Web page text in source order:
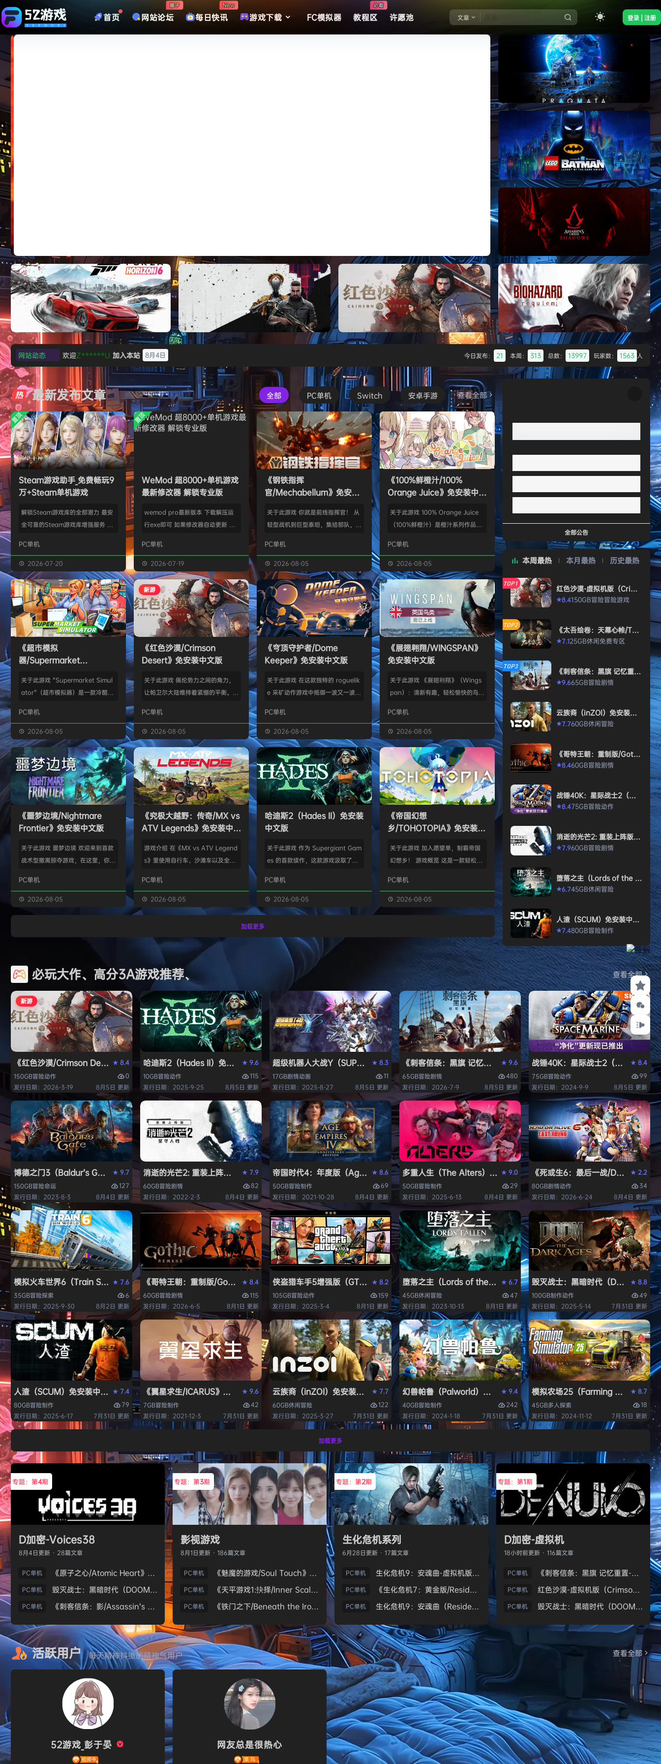
首页 网站论坛
圈子
每日快讯
New
游戏下载 FC模拟器 教程区
必看
许愿池 文章 登录 | 注册
《刺客信条：黑旗 记忆重置-虚拟机版/Assassin’s Creed Black Flag Resynced
HYPERVISOR》免安装中文版
007 初露锋芒（007 First Light
《识质存在/PRAGMATA》免安装中文版
《乐高蝙蝠侠：黑暗骑士之遗/LEGO
Batman: Legacy of the Dark Knight》
免安装中文版
《刺客信条：影/Assassin’s Creed
Shadows》免安装版，非虚拟机
极限竞速：地平线6（Forza Horizon 6）免
安装中文版
《原子之心/Atomic Heart》免安装中文版
红色沙漠-虚拟机版（Crimson Desert
HYPERVISOR）免安装中文版
生化危机9：安魂曲（Resident Evil
Requiem）免安装中文版
网站动态 欢迎Z******U 加入本站 8月4日
欢迎k******2 加入本站 8月4日
C****i
欢迎2***5 加入本站 8月4日
欢迎h*********0 加入本站 8月3日
欢迎l*w 加入本站 8月2日
旋律 签到获取 41 点积分 8月1日
欢迎y**u 加入本站 7月31日
旋律 签到获取 20 点积分
旋律 签到获取 22 点积分
欢迎 m*******n 加入本站 7月30日
欢迎1******4 加入本站 8小时前
点积分
w******g 签到获取 49 点积分 8月4日
欢迎w******g 加入本站 8月4日
今日发布： 21 本周： 313 总数： 13997 玩家数： 1563 人
最新发布文章 全部 PC单机 Switch 安卓手游 查看全部
置顶
Steam游戏助手_免费畅玩9
万+Steam单机游戏
解锁Steam游戏库的全部潜力 最安
全可靠的Steam游戏库增强服务 工
修改任何steam设置、安全可靠、
可入库游戏总数 94000+、无视已
下架和锁区游戏、支持大多数游戏联
机。 无需为每一款游戏单独付费，
只需支付一次工具费用或订阅费，即
可永久访问工具库内的成千上万款游
戏，包括昂贵的3A大作。 极大地降
低了玩游戏的经济门槛，让玩家可以
无压力地尝试各种类型的游戏。操
作…
PC单机
2026-07-20
置顶
WeMod 超8000+单机游戏
最新修改器 解锁专业版
wemod pro最新版本 下载解压运
行exe即可 如果修改器自动更新 把
r 这个文件替换到新版的即可。 We
Mod 目前支持超过千款热门游戏，
且每周都会追加游戏列表。由于很多
修改器原作者都入驻了，所以修改器
内容更新应该也是最全、最及时的。
千款游戏听起来不多，但其实已经涵
盖了主流热门游戏【资源名称】：w
emod pro【资源版本】：【资源
大…
PC单机
2026-07-19
《钢铁指挥
官/Mechabellum》免安装
关于此游戏 你就是前线指挥官！ 从
轻型战机到巨型泰坦，集结部队，铸
位，研发科技，挥师破阵，所向披
靡。 将军以智取胜。谨慎洞察战
场，精准料敌先机，从容随机应变，
计谋决胜千里！胜负在智，无关手
速。 打造你独有的策略体系！ 在军
工厂中定制单位，在战斗中升级以反
制敌军。将狙击机甲改造为横扫集群
的收割机器，或为重型坦克加装致命
的自爆模组。用你独创的战法战胜强
敌！ 从休闲娱乐到…
PC单机
2026-08-05
《100%鲜橙汁/100%
Orange Juice》免安装中文
关于此游戏 100% Orange Juice
（100%鲜橙汁）是橙汁系列作品全
Red Barrel（飞天红酒桶）、QP S
hooting（QP追击）、Suguri（疾
旋战姬）、Sora（空旋战姬）各个
作品里的角色，以及在本作中出现的
新角色们，一起以获胜为目标使用骰
子对战吧！ 小狗、人类与机械在天
空中飞翔交汇的世界。在这个世界
里，诞生了一小片漆黑的暗影。最
初…
PC单机
2026-08-05
《超市模拟
器/Supermarket
关于此游戏 "Supermarket Simul
ator"（超市模拟器）是一款冷酷的
市的每个细节都栩栩如生。 设计您
的商店，优化效率和美观。确定产品
陈列位置，管理过道，确保为顾客提
供流畅的购物体验。 使用游戏中的
电脑订购存货。使用游戏中的电脑订
购存货。拆开货物包装，在储藏室中
整理货物，并将其放置在货架、冰箱
和冰柜上。 收银员 扫描商品、收取
现金和…
PC单机
2026-08-05
新游
《红色沙漠/Crimson
Desert》免安装中文版
关于此游戏 佩伦势力之间的角力，
让帕卫尔大陆维持着紧绷的平衡。
们一同生活。 然而，在某个深沉寒
冷的夜晚，觊觎灰鬃的宿敌黑熊发动
了大规模突袭。 灰鬃成员在死斗后
或丧命，或被迫流散到大陆各地。
失去如家人般同伴的克里夫，将带着
重新集结幸存的灰鬃们，重建势力的
坚定决心迈出脚步。 在这段旅途
中，他将遇见新的同盟、新的威胁，
以及身份不明的势力， 并为对抗那
些企图撼动大陆秩序…
PC单机
2026-08-05
《穹顶守护者/Dome
Keeper》免安装中文版
关于此游戏 在这款独特的 roguelik
e 采矿动作游戏中抵御一波又一波外
朝地下深挖，寻找珍贵的资源和遗
物，将它们运回穹顶来解锁强力的升
级和有用的新配件。 不过源源不断
的怪物大军很快就会卷土重来——是
冒险再往深处挖一点？还是立刻返回
准备应对即将到来的攻击？选择权掌
握在你手中，不过动作一定要快！
利用你的钻头和守护者装备快速挖掘
隧道，探索穹顶下方的世界。每局游
戏都拥…
PC单机
2026-08-05
《展翅翱翔/WINGSPAN》
免安装中文版
关于此游戏 《展翅翱翔》（Wings
pan）：清新有趣，轻松愉快的鸟类
类百科，适合1-5名玩家游玩。 玩家
交流QQ群：904265419 《展翅翱
翔》（Wingspan）官方授权电子
版改编，曾荣获2019年德国年度桌
面游戏奖，权威桌游网站BBG家庭
类桌游位列世界第一。 你们是一群
鸟类发烧友——研究员、鸟类观察
家、鸟类学家和收藏家——你们一直
在寻觅并试图吸引那些最美丽…
PC单机
2026-08-05
《噩梦边境/Nightmare
Frontier》免安装中文版
关于此游戏 噩梦边境 欢迎来到首款
战术型撤离掠夺游戏，在这里，你将
噬梦者。你的拾荒悍匪小队将深入这
个由‘美国梦’沦为‘美国噩梦’的另类1
900年代旧城，夺回曾经繁荣却已破
敌人，克服恐惧感；冲入敌阵，通过
冲撞、反击、连招组合重新掌控战
局！…
PC单机
2026-08-05
《究极大越野：传奇/MX vs
ATV Legends》免安装中文
游戏介绍 在《MX vs ATV Legend
s》里使用自行车、沙滩车以及全地
这款游戏包含大量全新的开放地形，
此外还有职业模式能够为您提供符合
著名职业车手的那种高风险高回报的
戏视频 游戏截图 包含DLC • MX vs
ATV Legends - Customization
Pack • MX vs …
PC单机
2026-08-05
哈迪斯2（Hades II）免安装
中文版
关于此游戏 作为 Supergiant Gam
es 的首款续作，这款游戏汲取了前
精髓，扎根于希腊神话中的冥界和关
于巫术的传说，注定会为你带来酣畅
淋漓、无穷无尽的全新体验。 在冥
奥林匹斯众神的鼎力相助下与时间泰
坦抗衡。随着你的每一次失利、每一
次成功，这个扣人心弦的故事也将逐
渐展开…… 驾驭巫术与黑暗…
PC单机
2026-08-05
《帝国幻想
乡/TOHOTOPIA》免安装中
关于此游戏 加入愿望单，制霸帝国
幻想乡！ 游戏概览 这是一款轻松休
(类似于Polytopia或者文明系列) 您
将领导一个帝国，与幻想乡少女们逐
鹿天下。 在回合制对局中，您需要
乡少女领导的帝国，您或选择结盟、
或选择背叛——但您终将击败所有对
手，制霸整个幻想乡。 游戏特色 快
节奏的4X体验：告别冗长…
PC单机
2026-08-05
加载更多
全部公告
本周最热 本月最热 历史最热
TOP1
红色沙漠-虚拟机版（Crims
on Desert HYPERVISO
R）免安装中文版
★8.4150GB冒险冒险游戏
TOP2
《太吾绘卷：天幕心帷/The
Scroll of Taiwu : Beyond
The Dom》免安装中文版
★7.125GB休闲免费专区
TOP3
《刺客信条：黑旗 记忆重
置-虚拟机版/Assassin’s Cr
eed Black Flag Resynced
★9.665GB冒险剧情
云族裔（inZOI）免安装中
文版
★7.760GB休闲冒险
《哥特王朝：重制版/Gothi
c 1 Remake》免安装中文
版
★8.460GB冒险剧情
战锤40K：星际战士2（Wa
rhammer 40,000: Space
Marine 2）免安装中文版
★8.475GB冒险动作
消逝的光芒2: 重装上阵版
（Dying Light 2 Stay Hu
man: Reloaded Edition）
★7.960GB冒险剧情
堕落之主（Lords of the F
allen）免安装中文版
★6.745GB休闲冒险
人渣（SCUM）免安装中文
版
★7.480GB冒险制作
必玩大作、高分3A游戏推荐、 查看全部
新游
《红色沙漠/Crimson Desert》免安装中文版
★ 8.4
150GB冒险动作
0
发行日期：2026-3-19
8月5日 更新
哈迪斯2（Hades II）免安装中文版
★ 9.6
10GB冒险动作
115
发行日期：2025-9-25
8月5日 更新
超级机器人大战Y（SUPER ROBOT WARS Y）免安装中文版
★8.3
17GB剧情动画
11
发行日期：2025-8-27
8月5日 更新
《刺客信条：黑旗 记忆重置-虚拟机版/Assassin’s Creed Black Flag
★9.6
65GB冒险剧情
480
发行日期：2026-7-9
8月5日 更新
战锤40K：星际战士2（ ★8.4
75GB冒险动作
99
发行日期：2024-9-9
8月5日 更新
博德之门3（Baldur’s Gate 3）免安装中文版
★ 9.7
150GB冒险命运
127
发行日期：2023-8-3
8月4日 更新
消逝的光芒2: 重装上阵版（Dying Light 2 Stay Human: Reloaded Edition）免安装中文版
★ 7.9
60GB冒险剧情
82
发行日期：2022-2-3
8月4日 更新
帝国时代4：年度版（Age of Empires IV: Anniversary Edition）免安装中文版
★8.6
50GB冒险制作
69
发行日期：2021-10-28
8月4日 更新
多重人生（The Alters）免安装中文版
★9.0
50GB冒险制作
29
发行日期：2025-6-13
8月4日 更新
《死或生6：最后一战/DEAD OR
★2.2
80GB剧情动作
34
发行日期：2026-6-24
8月4日 更新
模拟火车世界6（Train Sim World 6）免安装中文版
★ 7.6
35GB冒险探索
6
发行日期：2025-9-30
8月2日 更新
《哥特王朝：重制版/Gothic 1 Remake》免安装中文版
★ 8.4
60GB冒险剧情
115
发行日期：2026-6-5
8月1日 更新
侠盗猎车手5增强版（GTA5增强版（Grand Theft Auto V Enhanced）免安装中文版
★8.2
105GB冒险动作
159
发行日期：2025-3-4
8月1日 更新
堕落之主（Lords of the Fallen）免安装中文版
★6.7
45GB休闲冒险
47
发行日期：2023-10-13
8月1日 更新
毁灭战士：黑暗时代（DOOM: The
★8.8
100GB制作动作
49
发行日期：2025-5-14
7月31日 更新
人渣（SCUM）免安装中文版★ 7.4
80GB冒险制作
79
发行日期：2025-6-17
7月31日 更新
《翼星求生/ICARUS》免安装中文版
★ 9.6
7GB冒险制作
42
发行日期：2021-12-3
7月31日 更新
云族裔（inZOI）免安装中文版
★7.7
60GB休闲冒险
122
发行日期：2025-3-27
7月31日 更新
幻兽帕鲁（Palworld）免安装中文版
★9.4
40GB冒险制作
242
发行日期：2024-1-18
7月31日 更新
模拟农场25（Farming Simulator
★8.7
45GB多人探索
18
发行日期：2024-11-12
7月31日 更新
加载更多
专题：第4期
D加密-Voices38
8月4日更新 · 28篇文章
PC单机 《原子之心/Atomic Heart》免安装中文版
PC单机 毁灭战士：黑暗时代（DOOM: The Dark Ages）免安装中文版
PC单机 《刺客信条：影/Assassin’s Creed Shadows》免安装版，非虚拟机
专题：第3期
影视游戏
8月1日更新 · 186篇文章
PC单机 《魅魔的游戏/Soul Touch》免安装中文版
PC单机 《天平游戏1:抉择/Inner Scales 1：Choice》免安装中文版
PC单机 《铁门之下/Beneath the Iron Gate》免安装中文版
专题：第2期
生化危机系列
6月28日更新 · 17篇文章
PC单机 生化危机9：安魂曲-虚拟机版（Resident Evil Requiem HYPERVISOR）免安装中文版
PC单机 《生化危机7：黄金版/Resident Evil 7 Biohazard》免安装中文版
PC单机 生化危机9：安魂曲（Resident Evil Requiem）免安装中文版
专题：第1期
D加密-虚拟机
18小时前更新 · 116篇文章
PC单机 《刺客信条：黑旗 记忆重置-虚拟机版/Assassin’s Creed Black Flag Resynced HYPERVISOR》免安装中文版
PC单机 红色沙漠-虚拟机版（Crimson Desert HYPERVISOR）免安装中文版
PC单机 毁灭战士：黑暗时代（DOOM: The Dark Ages）免安装中文版
活跃用户 每天精神抖擞的精神气用户 查看全部
52游戏_彭于晏 网友总是很热心